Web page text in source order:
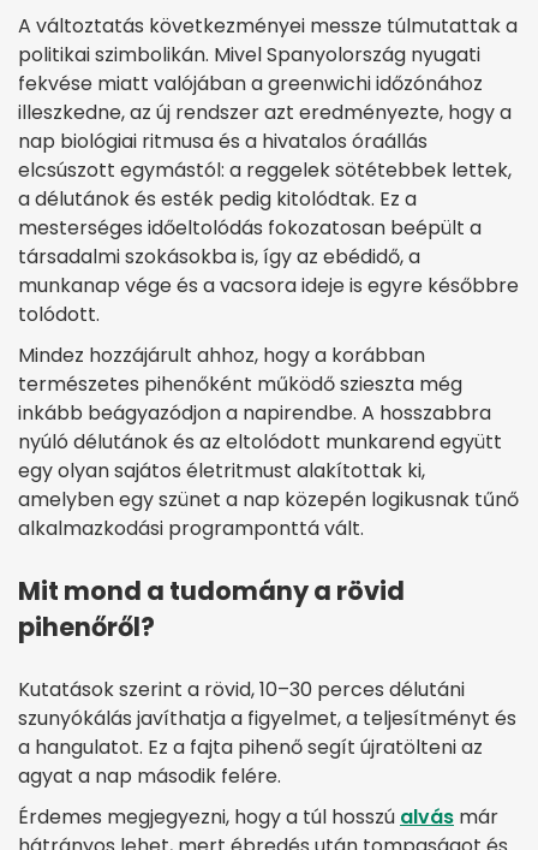
A változtatás következményei messze túlmutattak a
politikai szimbolikán. Mivel Spanyolország nyugati
fekvése miatt valójában a greenwichi időzónához
illeszkedne, az új rendszer azt eredményezte, hogy a
nap biológiai ritmusa és a hivatalos óraállás
elcsúszott egymástól: a reggelek sötétebbek lettek,
a délutánok és esték pedig kitolódtak. Ez a
mesterséges időeltolódás fokozatosan beépült a
társadalmi szokásokba is, így az ebédidő, a
munkanap vége és a vacsora ideje is egyre későbbre
tolódott.
Mindez hozzájárult ahhoz, hogy a korábban
természetes pihenőként működő szieszta még
inkább beágyazódjon a napirendbe. A hosszabbra
nyúló délutánok és az eltolódott munkarend együtt
egy olyan sajátos életritmust alakítottak ki,
amelyben egy szünet a nap közepén logikusnak tűnő
alkalmazkodási programponttá vált.
Mit mond a tudomány a rövid
pihenőről?
Kutatások szerint a rövid, 10–30 perces délutáni
szunyókálás javíthatja a figyelmet, a teljesítményt és
a hangulatot. Ez a fajta pihenő segít újratölteni az
agyat a nap második felére.
Érdemes megjegyezni, hogy a túl hosszú alvás már